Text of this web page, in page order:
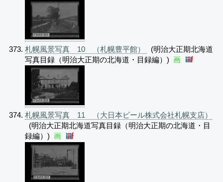
札幌風景写真 10 （札幌豊平館）
(明治大正期北海道
写真目録（明治大正期の北海道・目録編）) 画
札幌風景写真 11 （大日本ビール株式会社札幌支店）
(明治大正期北海道写真目録（明治大正期の北海道・目
録編）) 画